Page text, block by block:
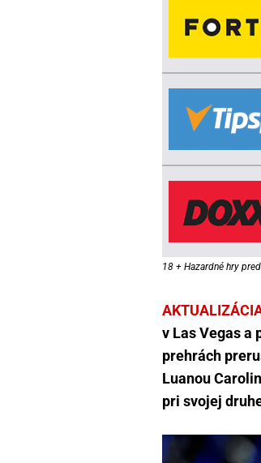
18 + Hazardné hry
v Las Vegas a
prehrách
Luanou
pri svojej